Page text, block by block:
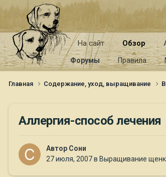
На сайт Обзор
Форумы Правила
Главная Содержание, уход, выращивание
Аллергия-способ лечения
Автор Сони
27 июля, 2007в Выращивание